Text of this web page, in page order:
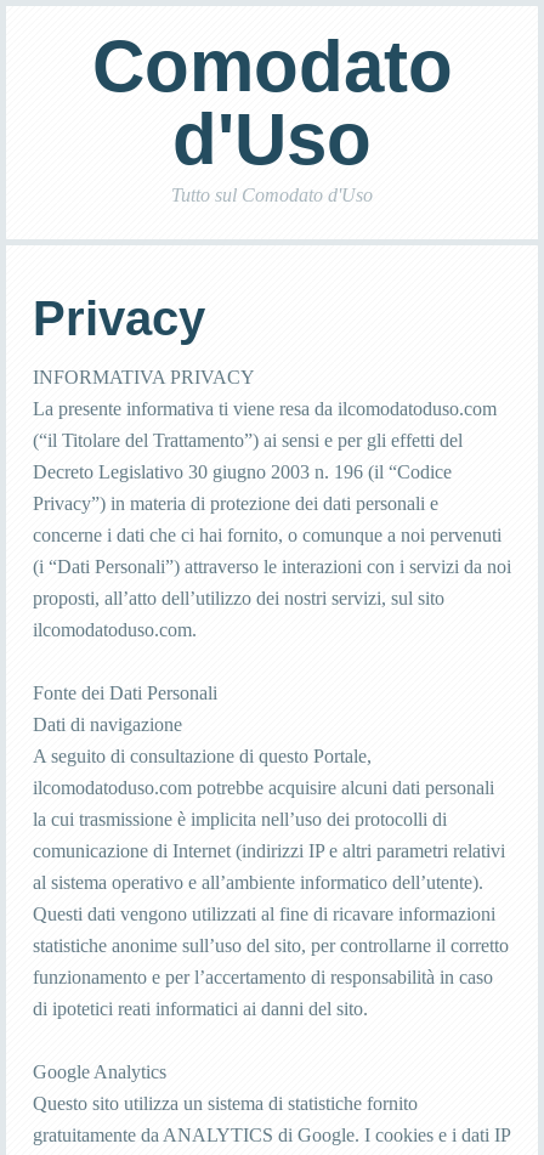
Comodato
d'Uso
Tutto sul Comodato d'Uso
Privacy
INFORMATIVA PRIVACY
La presente informativa ti viene resa da ilcomodatoduso.com
(“il Titolare del Trattamento”) ai sensi e per gli effetti del
Decreto Legislativo 30 giugno 2003 n. 196 (il “Codice
Privacy”) in materia di protezione dei dati personali e
concerne i dati che ci hai fornito, o comunque a noi pervenuti
(i “Dati Personali”) attraverso le interazioni con i servizi da noi
proposti, all’atto dell’utilizzo dei nostri servizi, sul sito
ilcomodatoduso.com.
Fonte dei Dati Personali
Dati di navigazione
A seguito di consultazione di questo Portale,
ilcomodatoduso.com potrebbe acquisire alcuni dati personali
la cui trasmissione è implicita nell’uso dei protocolli di
comunicazione di Internet (indirizzi IP e altri parametri relativi
al sistema operativo e all’ambiente informatico dell’utente).
Questi dati vengono utilizzati al fine di ricavare informazioni
statistiche anonime sull’uso del sito, per controllarne il corretto
funzionamento e per l’accertamento di responsabilità in caso
di ipotetici reati informatici ai danni del sito.
Google Analytics
Questo sito utilizza un sistema di statistiche fornito
gratuitamente da ANALYTICS di Google. I cookies e i dati IP